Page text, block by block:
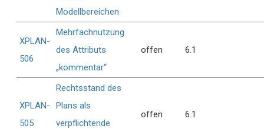
Modellbereichen
XPLAN-
506
Mehrfachnutzung
des Attributs
„kommentar“
offen 6.1
XPLAN-
505
Rechtsstand des
Plans als
verpflichtende
offen 6.1